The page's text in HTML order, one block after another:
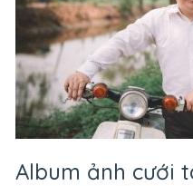
Album ảnh cưới